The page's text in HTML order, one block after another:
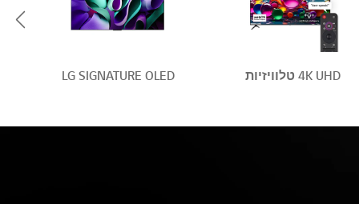
4K UHD טלוויזיות LG SIGNATURE OLED